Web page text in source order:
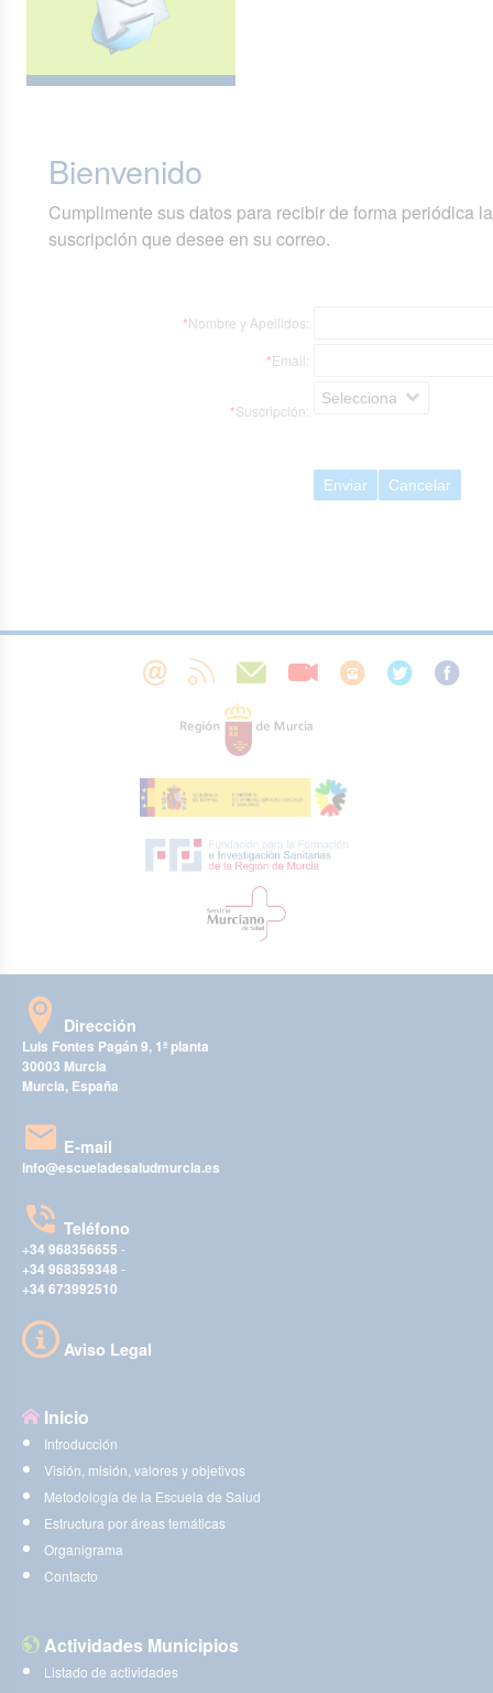
Bienvenido
Cumplimente sus datos para recibir de forma periódica
suscripción que desee en su correo.
*Nombre y Apellidos:
*Email:
*Suscripción:
Selecciona
Enviar Cancelar
Dirección
Luis Fontes Pagán 9, 1ª planta
30003 Murcia
Murcia, España
E-mail
info@escueladesaludmurcia.es
Teléfono
+34 968356655 -
+34 968359348 -
+34 673992510
Aviso Legal
Inicio
Introducción
Visión, misión, valores y objetivos
Metodología de la Escuela de Salud
Estructura por áreas temáticas
Organigrama
Contacto
Actividades Municipios
Listado de actividades